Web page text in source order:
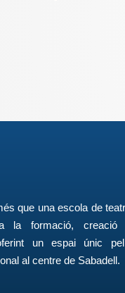
que una escola de
la formació, creació
un espai únic pel
al centre de Sabadell.